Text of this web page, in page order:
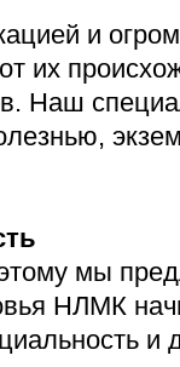
и
их
Наш
мы
НЛМК
и